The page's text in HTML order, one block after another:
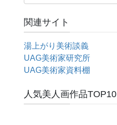
関連サイト
湯上がり美術談義
UAG美術家研究所
UAG美術家資料棚
人気美人画作品TOP10